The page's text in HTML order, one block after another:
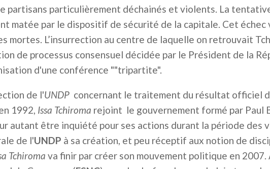
partisans particulièrement déchainés et violents. La
matée par le dispositif de sécurité de la capitale. Cet échec
mortes. L’insurrection au centre de laquelle on retrouvait
de processus consensuel décidée par le Président de la
d'une conférence ""tripartite".
de l'UNDP concernant le traitement du résultat officiel
1992, Issa Tchiroma rejoint le gouvernement formé par Paul
autant être inquiété pour ses actions durant la période des
de l'UNDP à sa création, et peu réceptif aux notion de
Tchiroma va finir par créer son mouvement politique en 2007.